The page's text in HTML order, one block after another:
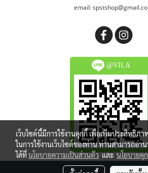
email:
@VILA
เว็บไซต์นี้มีการใช้งานคุกกี้ เพื่อเพิ่มประสิทธิภ
ในการใช้งานเว็บไซต์ของท่าน ท่านสามารถอ่า
ได้ที่นโยบายความเป็นส่วนตัวและนโยบายคุ